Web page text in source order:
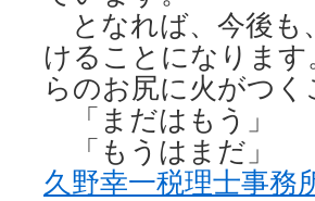
となれば、今後も
けることになりま
らのお尻に火がつ
「まだはもう」
「もうはまだ」
久野幸一税理士事務